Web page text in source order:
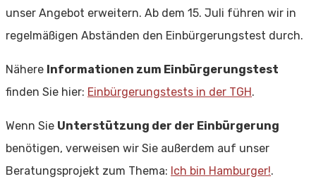
unser Angebot erweitern. Ab dem 15. Juli führen wir in
regelmäßigen Abständen den Einbürgerungstest durch.
Nähere Informationen zum Einbürgerungstest
finden Sie hier: Einbürgerungstests in der TGH .
Wenn Sie Unterstützung der der Einbürgerung
benötigen, verweisen wir Sie außerdem auf unser
Beratungsprojekt zum Thema: Ich bin Hamburger!.